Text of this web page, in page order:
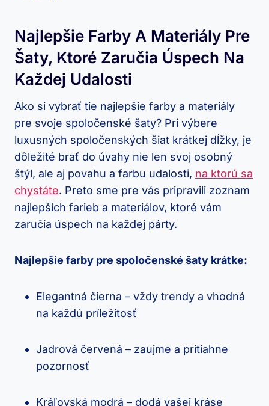
Najlepšie Farby A Materiály Pre
Šaty, Ktoré Zaručia Úspech Na
Každej Udalosti
Ako si vybrať tie najlepšie farby a materiály
pre svoje spoločenské šaty? Pri výbere
luxusných spoločenských šiat krátkej dĺžky, je
dôležité brať do úvahy nie len svoj osobný
štýl, ale aj povahu a farbu udalosti, na ktorú sa
chystáte. Preto sme pre vás pripravili zoznam
najlepších farieb a materiálov, ktoré vám
zaručia úspech na každej párty.
Najlepšie farby pre spoločenské šaty krátke:
Elegantná čierna – vždy trendy a vhodná
na každú príležitosť
Jadrová červená – zaujme a pritiahne
pozornosť
Kráľovská modrá – dodá vašej kráse